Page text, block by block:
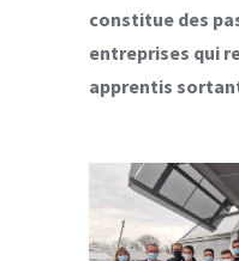
constitue des
entreprises qui
apprentis